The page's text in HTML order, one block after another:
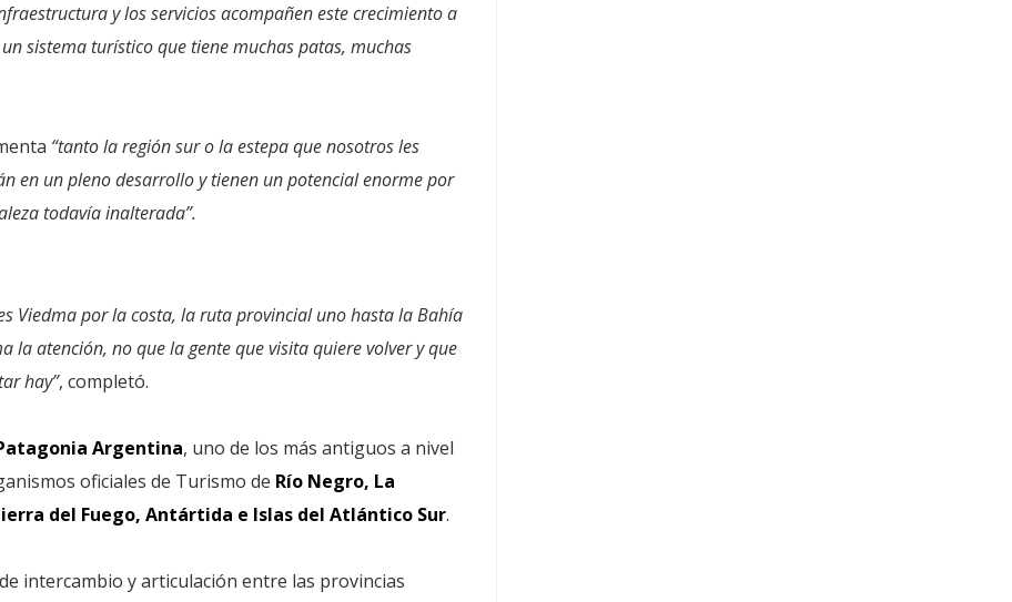
y los servicios acompañen este crecimiento a
sistema turístico que tiene muchas patas, muchas
“tanto la región sur o la estepa que nosotros les
en un pleno desarrollo y tienen un potencial enorme por
todavía inalterada”.
Viedma por la costa, la ruta provincial uno hasta la Bahía
la atención, no que la gente que visita quiere volver y que
hay”, completó.
Argentina, uno de los más antiguos a nivel
oficiales de Turismo de Río Negro, La
del Fuego, Antártida e Islas del Atlántico Sur.
intercambio y articulación entre las provincias